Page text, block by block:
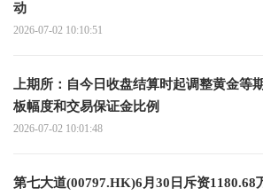
动
2026-07-02 10:10:51
上期所：自今日收盘结算时起调整黄金等
板幅度和交易保证金比例
2026-07-02 10:01:48
第七大道(00797.HK)6月30日斥资1180.68